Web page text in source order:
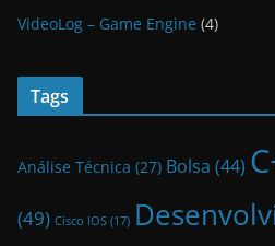
VideoLog – Game Engine (4)
Tags
Análise Técnica (27) Bolsa (44)
(49) Cisco IOS (17)